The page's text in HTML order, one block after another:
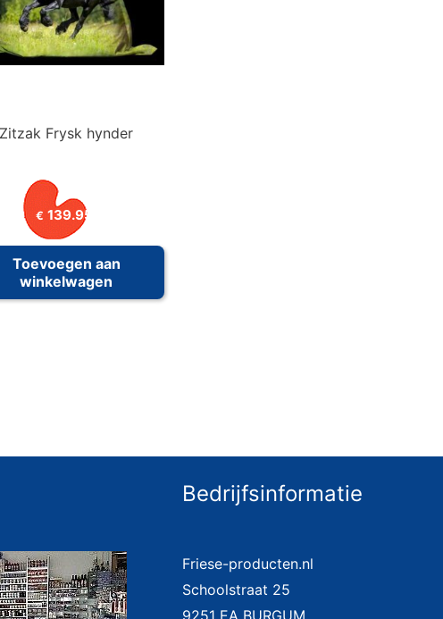
Zitzak Frysk hynder
€ 139.95
Toevoegen aan
winkelwagen
Bedrijfsinformatie
Friese-producten.nl
Schoolstraat 25
9251 EA BURGUM